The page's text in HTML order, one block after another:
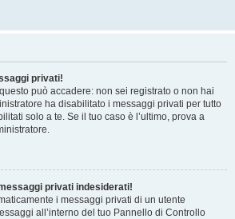
privati!
può accadere: non sei registrato o non hai
ha disabilitato i messaggi privati per tutto
solo a te. Se il tuo caso è l’ultimo, prova a
privati indesiderati!
i messaggi privati ​​di un utente
all’interno del tuo Pannello di Controllo